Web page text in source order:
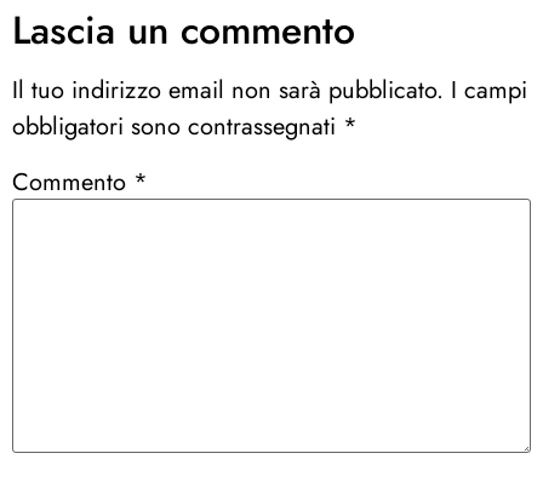
Lascia un commento
Il tuo indirizzo email non sarà pubblicato. I campi
obbligatori sono contrassegnati *
Commento *